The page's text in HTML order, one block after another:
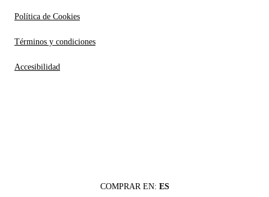
Política de Cookies
Términos y condiciones
Accesibilidad
COMPRAR EN: ES